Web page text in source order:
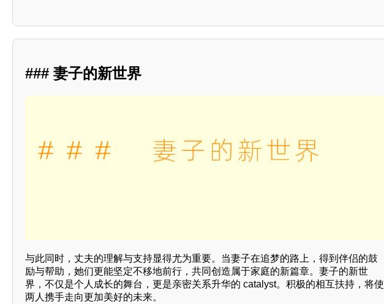
### 妻子的新世界
与此同时，丈夫的理解与支持显得尤为重要。当妻子在追梦的路上，得到伴侣的鼓
励与帮助，她们更能坚定不移地前行，共同创造属于家庭的新篇章。妻子的新世
界，不仅是个人成长的舞台，更是亲密关系升华的 catalyst。积极的相互扶持，将使
两人携手走向更加美好的未来。